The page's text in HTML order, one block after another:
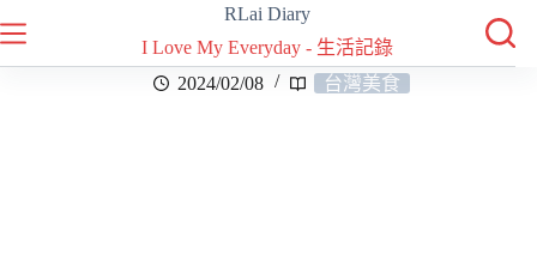
RLai Diary
I Love My Everyday - 生活記錄
2024/02/08
台灣美食